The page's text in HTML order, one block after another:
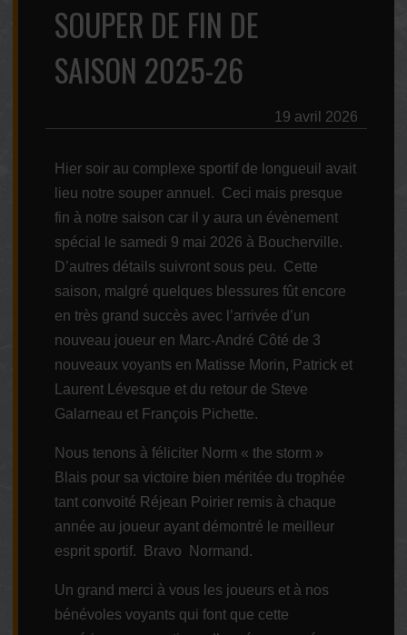
SOUPER DE FIN DE
SAISON 2025-26
19 avril 2026
Hier soir au complexe sportif de longueuil avait
lieu notre souper annuel. Ceci mais presque
fin à notre saison car il y aura un évènement
spécial le samedi 9 mai 2026 à Boucherville.
D’autres détails suivront sous peu. Cette
saison, malgré quelques blessures fût encore
en très grand succès avec l’arrivée d’un
nouveau joueur en Marc-André Côté de 3
nouveaux voyants en Matisse Morin, Patrick et
Laurent Lévesque et du retour de Steve
Galarneau et François Pichette.
Nous tenons à féliciter Norm « the storm »
Blais pour sa victoire bien méritée du trophée
tant convoité Réjean Poirier remis à chaque
année au joueur ayant démontré le meilleur
esprit sportif. Bravo Normand.
Un grand merci à vous les joueurs et à nos
bénévoles voyants qui font que cette